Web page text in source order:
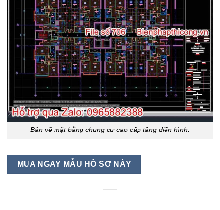
Bản vẽ mặt bằng chung cư cao cấp tầng điển hình.
MUA NGAY MẪU HỒ SƠ NÀY